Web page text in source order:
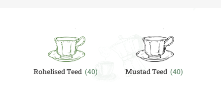
Rohelised Teed (40) Mustad Teed (40)